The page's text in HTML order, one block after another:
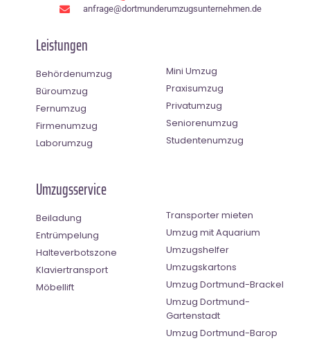
anfrage@dortmunderumzugsunternehmen.de
Leistungen
Behördenumzug
Büroumzug
Fernumzug
Firmenumzug
Laborumzug
Mini Umzug
Praxisumzug
Privatumzug
Seniorenumzug
Studentenumzug
Umzugsservice
Beiladung
Entrümpelung
Halteverbotszone
Klaviertransport
Möbellift
Transporter mieten
Umzug mit Aquarium
Umzugshelfer
Umzugskartons
Umzug Dortmund-Brackel
Umzug Dortmund-
Gartenstadt
Umzug Dortmund-Barop